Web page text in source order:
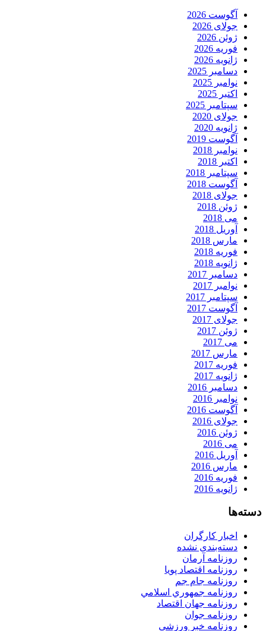
آگوست 2026
جولای 2026
ژوئن 2026
فوریه 2026
ژانویه 2026
دسامبر 2025
نوامبر 2025
اکتبر 2025
سپتامبر 2025
جولای 2020
ژانویه 2020
آگوست 2019
نوامبر 2018
اکتبر 2018
سپتامبر 2018
آگوست 2018
جولای 2018
ژوئن 2018
می 2018
آوریل 2018
مارس 2018
فوریه 2018
ژانویه 2018
دسامبر 2017
نوامبر 2017
سپتامبر 2017
آگوست 2017
جولای 2017
ژوئن 2017
می 2017
مارس 2017
فوریه 2017
ژانویه 2017
دسامبر 2016
نوامبر 2016
آگوست 2016
جولای 2016
ژوئن 2016
می 2016
آوریل 2016
مارس 2016
فوریه 2016
ژانویه 2016
دسته‌ها
اخبار کارگران
دسته‌بندی نشده
روزنامه آرمان
روزنامه اقتصاد پویا
روزنامه جام جم
روزنامه جمهوري اسلامي
روزنامه جهان اقتصاد
روزنامه جوان
روزنامه خبر ورزشى